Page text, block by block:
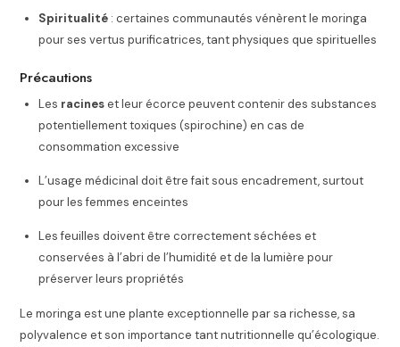
Spiritualité : certaines communautés vénèrent le moringa
pour ses vertus purificatrices, tant physiques que spirituelles
Précautions
Les racineset leur écorce peuvent contenir des substances
potentiellement toxiques (spirochine) en cas de
consommation excessive
L’usage médicinal doit être fait sous encadrement, surtout
pour les femmes enceintes
Les feuilles doivent être correctement séchées et
conservées à l’abri de l’humidité et de la lumière pour
préserver leurs propriétés
Le moringa est une plante exceptionnelle par sa richesse, sa
polyvalence et son importance tant nutritionnelle qu’écologique.